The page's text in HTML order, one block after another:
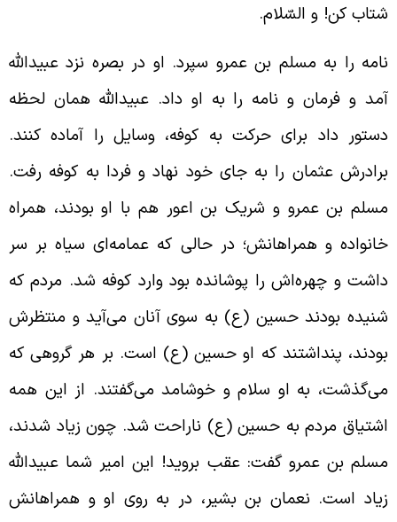
کن! و السّلام.
را به مسلم بن عمرو سپرد. او در بصره نزد عبیدالله
و فرمان و نامه را به او داد. عبیدالله همان لحظه
داد برای حرکت به کوفه، وسایل را آماده کنند.
عثمان را به جای خود نهاد و فردا به کوفه رفت.
بن عمرو و شریک بن اعور هم با او بودند، همراه
و همراهانش؛ در حالی که عمامه‌ای سیاه بر سر
و چهره‌اش را پوشانده بود وارد کوفه شد. مردم که
بودند حسین (ع) به سوی آنان می‌آید و منتظرش
پنداشتند که او حسین (ع) است. بر هر گروهی که
به او سلام و خوشامد می‌گفتند. از این همه
مردم به حسین (ع) ناراحت شد. چون زیاد شدند،
بن عمرو گفت: عقب بروید! این امیر شما عبیدالله
است. نعمان بن بشیر، در به روی او و همراهانش